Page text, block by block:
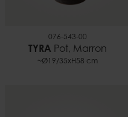
076-543-00
TYRA Pot, Marron
~Ø19/35xH58 cm